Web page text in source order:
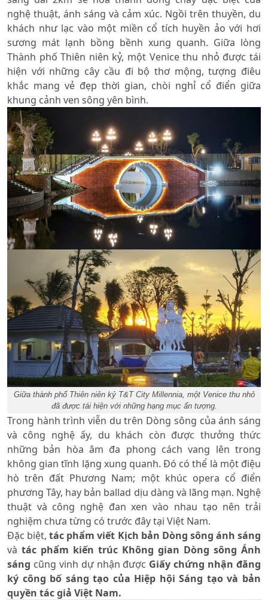
nghệ thuật, ánh sáng và cảm xúc. Ngồi trên thuyền, du
khách như lạc vào một miền cổ tích huyền ảo với hơi
sương mát lạnh bồng bềnh xung quanh. Giữa lòng
Thành phố Thiên niên kỷ, một Venice thu nhỏ được tái
hiện với những cây cầu đi bộ thơ mộng, tượng điêu
khắc mang vẻ đẹp thời gian, chòi nghỉ cổ điển giữa
khung cảnh ven sông yên bình.
Giữa thành phố Thiên niên kỷ T&T City Millennia, một Venice thu nhỏ
đã được tái hiện với những hạng mục ấn tượng.
Trong hành trình viễn du trên Dòng sông của ánh sáng
và công nghệ ấy, du khách còn được thưởng thức
những bản hòa âm đa phong cách vang lên trong
không gian tĩnh lặng xung quanh. Đó có thể là một điệu
hò trên đất Phương Nam; một khúc opera cổ điển
phương Tây, hay bản ballad dịu dàng và lãng mạn. Nghệ
thuật và công nghệ đan xen vào nhau tạo nên trải
nghiệm chưa từng có trước đây tại Việt Nam.
Đặc biệt,tác phẩm viết Kịch bản Dòng sông ánh sáng
và tác phẩm kiến trúc Không gian Dòng sông Ánh
sáng cũng vinh dự nhận được Giấy chứng nhận đăng
ký công bố sáng tạo của Hiệp hội Sáng tạo và bản
quyền tác giả Việt Nam.